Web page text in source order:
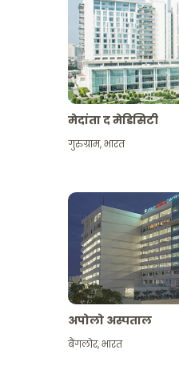
मेदांता द मेडिसिटी
गुरुग्राम,भारत
अपोलो अस्पताल
बैंगलोर,भारत